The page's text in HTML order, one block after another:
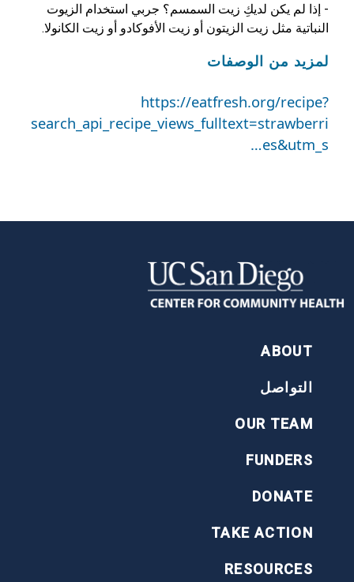
- إذا لم يكن لديكِ زيت السمسم؟ جربي استخدام الزيوت
النباتية مثل زيت الزيتون أو زيت الأفوكادو أو زيت الكانولا.
لمزيد من الوصفات
https://eatfresh.org/recipe?
search_api_recipe_views_fulltext=strawberri
es&utm_s…
ABOUT
التواصل
OUR TEAM
FUNDERS
DONATE
TAKE ACTION
RESOURCES